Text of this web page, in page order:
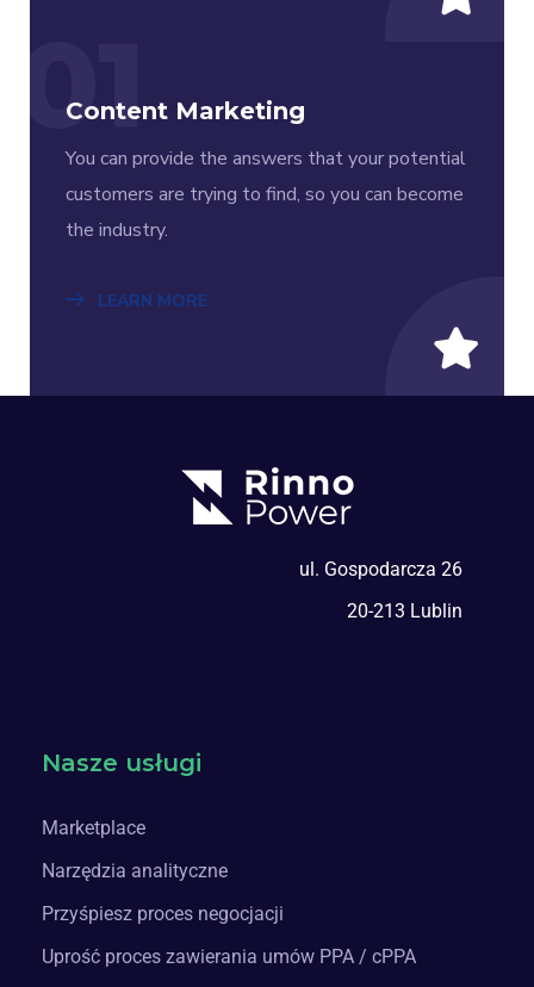
01
Content Marketing
You can provide the answers that your potential
customers are trying to find, so you can become
the industry.
LEARN MORE
ul. Gospodarcza 26
20-213 Lublin
Nasze usługi
Marketplace
Narzędzia analityczne
Przyśpiesz proces negocjacji
Uprość proces zawierania umów PPA / cPPA